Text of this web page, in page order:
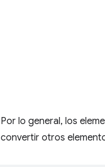
Por lo general, los
convertir otros